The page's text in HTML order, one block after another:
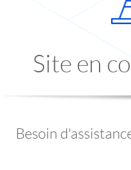
Site en
Besoin